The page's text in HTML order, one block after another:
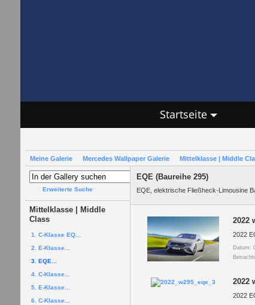
Startseite
Meine Galerie Mercedes Wallpaper Galerie Mittelklasse | Middle
Erweiterte Suche
Mittelklasse | Middle
Class
1. C-Klasse EQ...
2. E-Klasse...
3. EQE...
4. C-Klasse...
5. E-Klasse...
6. C-Klasse...
EQE (Baureihe 295)
EQE, elektrische Fließheck-Limousine
2022
2022
Datum:
2022
2022